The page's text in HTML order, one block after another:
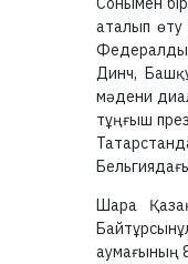
аталып
Федералды
Динч,
мәдени
тұңғыш
Шара
аумағының